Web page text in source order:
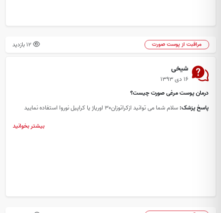
مراقبت از پوست صورت
شیخی
۱۶ دی ۱۳۹۳
درمان پوست مرغی صورت چیست؟
پاسخ پزشک: سلام شما می توانید ازکراتوزان30 اوریاژ یا کراپیل نوروا استفاده نمایید
بیشتر بخوانید